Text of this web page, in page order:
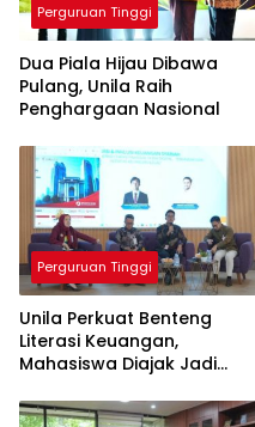
Perguruan Tinggi
Dua Piala Hijau Dibawa
Pulang, Unila Raih
Penghargaan Nasional
Perguruan Tinggi
Unila Perkuat Benteng
Literasi Keuangan,
Mahasiswa Diajak Jadi